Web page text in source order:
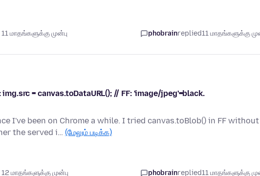
மாதங்களுக்கு முன்பு phobrainreplied11 மாதங்களுக்கு
= canvas.toDataURL(); // FF: 'image/jpeg'=black.
I've been on Chrome a while. I tried canvas.toBlob() in FF without
the served i… (மேலும் படிக்க)
மாதங்களுக்கு முன்பு phobrainreplied11 மாதங்களுக்கு